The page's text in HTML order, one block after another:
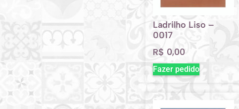
Ladrilho Liso –
0017
R$ 0,00
Fazer pedido